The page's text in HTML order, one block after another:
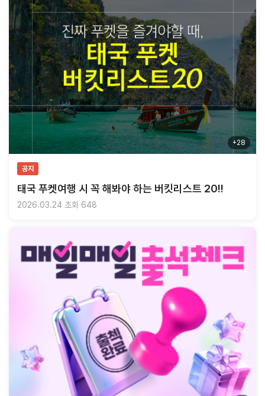
+28
공지
태국 푸켓여행 시 꼭 해봐야 하는 버킷리스트 20!!
2026.03.24 조회 648